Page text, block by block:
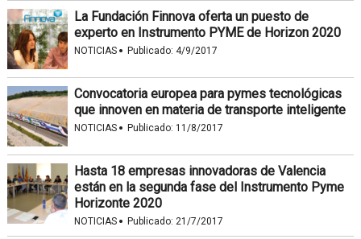
La Fundación Finnova oferta un puesto de
experto en Instrumento PYME de Horizon 2020
NOTICIAS · Publicado: 4/9/2017
Convocatoria europea para pymes tecnológicas
que innoven en materia de transporte inteligente
NOTICIAS · Publicado: 11/8/2017
Hasta 18 empresas innovadoras de Valencia
están en la segunda fase del Instrumento Pyme
Horizonte 2020
NOTICIAS · Publicado: 21/7/2017